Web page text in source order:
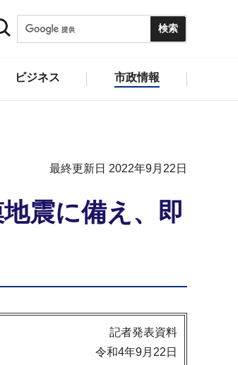
ビジネス 市政情報
最終更新日 2022年9月22日
震に備え、即
記者発表資料
令和4年9月22日